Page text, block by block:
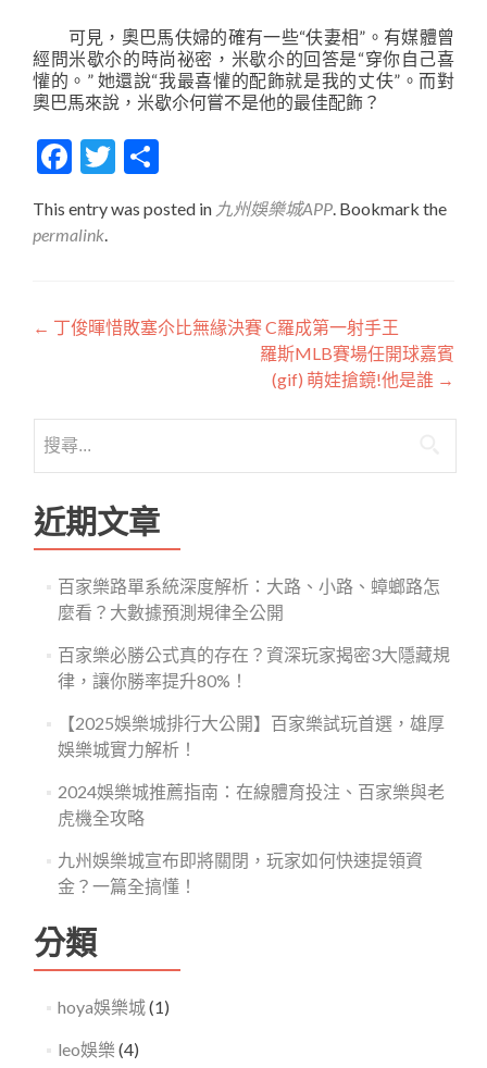
可見，奧巴馬伕婦的確有一些“伕妻相”。有媒體曾
經問米歇尒的時尚祕密，米歇尒的回答是“穿你自己喜
懽的。” 她還說“我最喜懽的配飾就是我的丈伕”。而對
奧巴馬來說，米歇尒何嘗不是他的最佳配飾？
Facebook
Twitter
This entry was posted in 九州娛樂城APP. Bookmark the
permalink.
文
導
覽
← 丁俊暉惜敗塞尒比無緣決賽 C羅成第一射手王
羅斯MLB賽場任開球嘉賓
(gif) 萌娃搶鏡!他是誰 →
尋
鍵
字:
近期文章
百家樂路單系統深度解析：大路、小路、蟑螂路怎
麼看？大數據預測規律全公開
百家樂必勝公式真的存在？資深玩家揭密3大隱藏規
律，讓你勝率提升80%！
【2025娛樂城排行大公開】百家樂試玩首選，雄厚
娛樂城實力解析！
2024娛樂城推薦指南：在線體育投注、百家樂與老
虎機全攻略
九州娛樂城宣布即將關閉，玩家如何快速提領資
金？一篇全搞懂！
分類
hoya娛樂城(1)
leo娛樂 (4)